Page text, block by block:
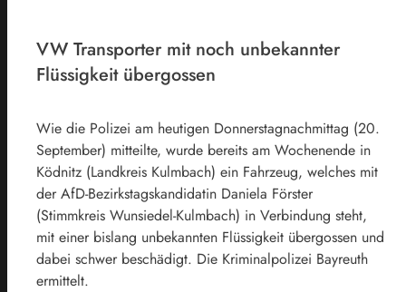
VW Transporter mit noch unbekannter
Flüssigkeit übergossen
Wie die Polizei am heutigen Donnerstagnachmittag (20.
September) mitteilte, wurde bereits am Wochenende in
Ködnitz (Landkreis Kulmbach) ein Fahrzeug, welches mit
der AfD-Bezirkstagskandidatin Daniela Förster
(Stimmkreis Wunsiedel-Kulmbach) in Verbindung steht,
mit einer bislang unbekannten Flüssigkeit übergossen und
dabei schwer beschädigt. Die Kriminalpolizei Bayreuth
ermittelt.